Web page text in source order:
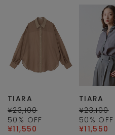
TIARA
¥23,100
50 % OFF
¥11,550
TIARA
¥23,100
50 % OFF
¥11,550